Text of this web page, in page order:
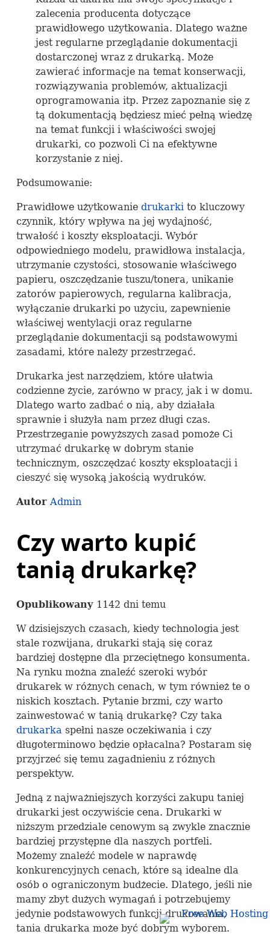
zalecenia producenta dotyczące
prawidłowego użytkowania. Dlatego ważne
jest regularne przeglądanie dokumentacji
dostarczonej wraz z drukarką. Może
zawierać informacje na temat konserwacji,
rozwiązywania problemów, aktualizacji
oprogramowania itp. Przez zapoznanie się z
tą dokumentacją będziesz mieć pełną wiedzę
na temat funkcji i właściwości swojej
drukarki, co pozwoli Ci na efektywne
korzystanie z niej.
Podsumowanie:
Prawidłowe użytkowanie drukarki to kluczowy
czynnik, który wpływa na jej wydajność,
trwałość i koszty eksploatacji. Wybór
odpowiedniego modelu, prawidłowa instalacja,
utrzymanie czystości, stosowanie właściwego
papieru, oszczędzanie tuszu/tonera, unikanie
zatorów papierowych, regularna kalibracja,
wyłączanie drukarki po użyciu, zapewnienie
właściwej wentylacji oraz regularne
przeglądanie dokumentacji są podstawowymi
zasadami, które należy przestrzegać.
Drukarka jest narzędziem, które ułatwia
codzienne życie, zarówno w pracy, jak i w domu.
Dlatego warto zadbać o nią, aby działała
sprawnie i służyła nam przez długi czas.
Przestrzeganie powyższych zasad pomoże Ci
utrzymać drukarkę w dobrym stanie
technicznym, oszczędzać koszty eksploatacji i
cieszyć się wysoką jakością wydruków.
Autor Admin
Czy warto kupić
tanią drukarkę?
Opublikowany 1142 dni temu
W dzisiejszych czasach, kiedy technologia jest
stale rozwijana, drukarki stają się coraz
bardziej dostępne dla przeciętnego konsumenta.
Na rynku można znaleźć szeroki wybór
drukarek w różnych cenach, w tym również te o
niskich kosztach. Pytanie brzmi, czy warto
zainwestować w tanią drukarkę? Czy taka
drukarka spełni nasze oczekiwania i czy
długoterminowo będzie opłacalna? Postaram się
przyjrzeć się temu zagadnieniu z różnych
perspektyw.
Jedną z najważniejszych korzyści zakupu taniej
drukarki jest oczywiście cena. Drukarki w
niższym przedziale cenowym są zwykle znacznie
bardziej przystępne dla naszych portfeli.
Możemy znaleźć modele w naprawdę
konkurencyjnych cenach, które są idealne dla
osób o ograniczonym budżecie. Dlatego, jeśli nie
mamy zbyt dużych wymagań i potrzebujemy
jedynie podstawowych funkcji drukowania,
tania drukarka może być dobrym wyborem.